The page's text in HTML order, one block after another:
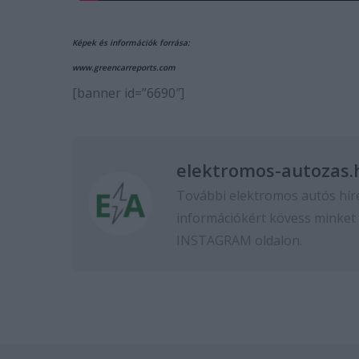
Képek és információk forrása:
www.greencarreports.com
[banner id=”6690″]
elektromos-
További elektromos autós
információkért kövess minket
INSTAGRAM oldalon.